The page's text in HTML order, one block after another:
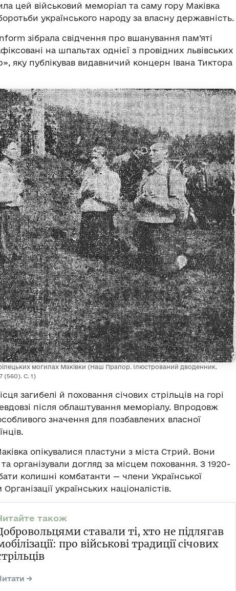
цей військовий меморіал та саму гору Маківка
українського народу за власну державність.
зібрала свідчення про вшанування пам’яті
на шпальтах однієї з провідних львівських
яку публікував видавничий концерн Івана Тиктора
могилах Маківки (Наш Прапор. Ілюстрований дводенник.
(560). С. 1)
загибелі й поховання січових стрільців на горі
після облаштування меморіалу. Впродовж
значення для позбавлених власної
опікувалися пластуни з міста Стрий. Вони
організували догляд за місцем поховання. З 1920-
колишні комбатанти — члени Української
українських націоналістів.
ставали ті, хто не підлягав
про військові традиції січових